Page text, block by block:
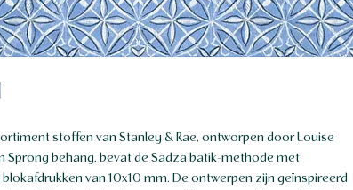
stoffen van Stanley & Rae, ontworpen door Louise
Sprong behang, bevat de Sadza batik-methode met
van 10x10 mm. De ontwerpen zijn geïnspireerd